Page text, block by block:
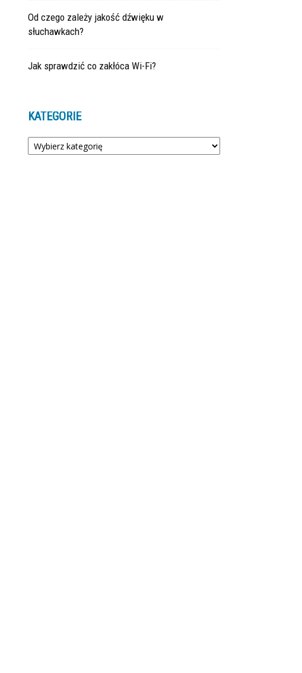
Od czego zależy jakość dźwięku w
słuchawkach?
Jak sprawdzić co zakłóca Wi-Fi?
KATEGORIE
Kategorie